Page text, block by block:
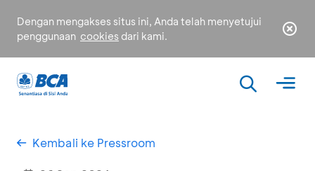
Dengan mengakses situs ini, Anda telah menyetujui
penggunaan cookies dari kami.
Kembali ke Pressroom